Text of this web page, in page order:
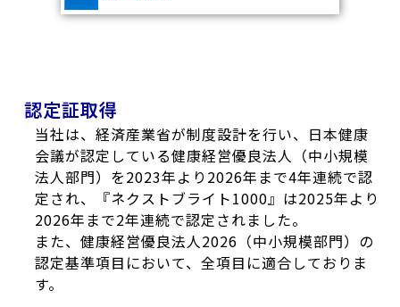
認定証取得
当社は、経済産業省が制度設計を行い、日本健康
会議が認定している健康経営優良法人（中小規模
法人部門）を2023年より2026年まで4年連続で認
定され、『ネクストブライト1000』は2025年より
2026年まで2年連続で認定されました。
また、健康経営優良法人2026（中小規模部門）の
認定基準項目において、全項目に適合しておりま
す。